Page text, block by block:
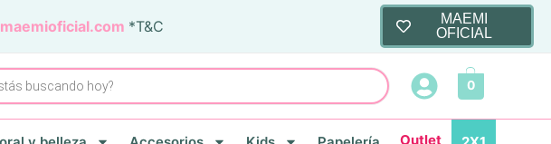
maemioficial.com *T&C
MAEMI
OFICIAL
0
Outlet